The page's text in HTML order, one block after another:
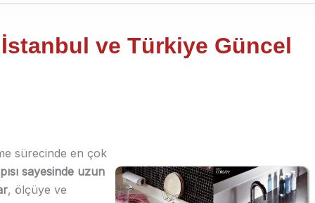
ve Türkiye Güncel
sürecinde en çok
sayesinde uzun
, ölçüye ve